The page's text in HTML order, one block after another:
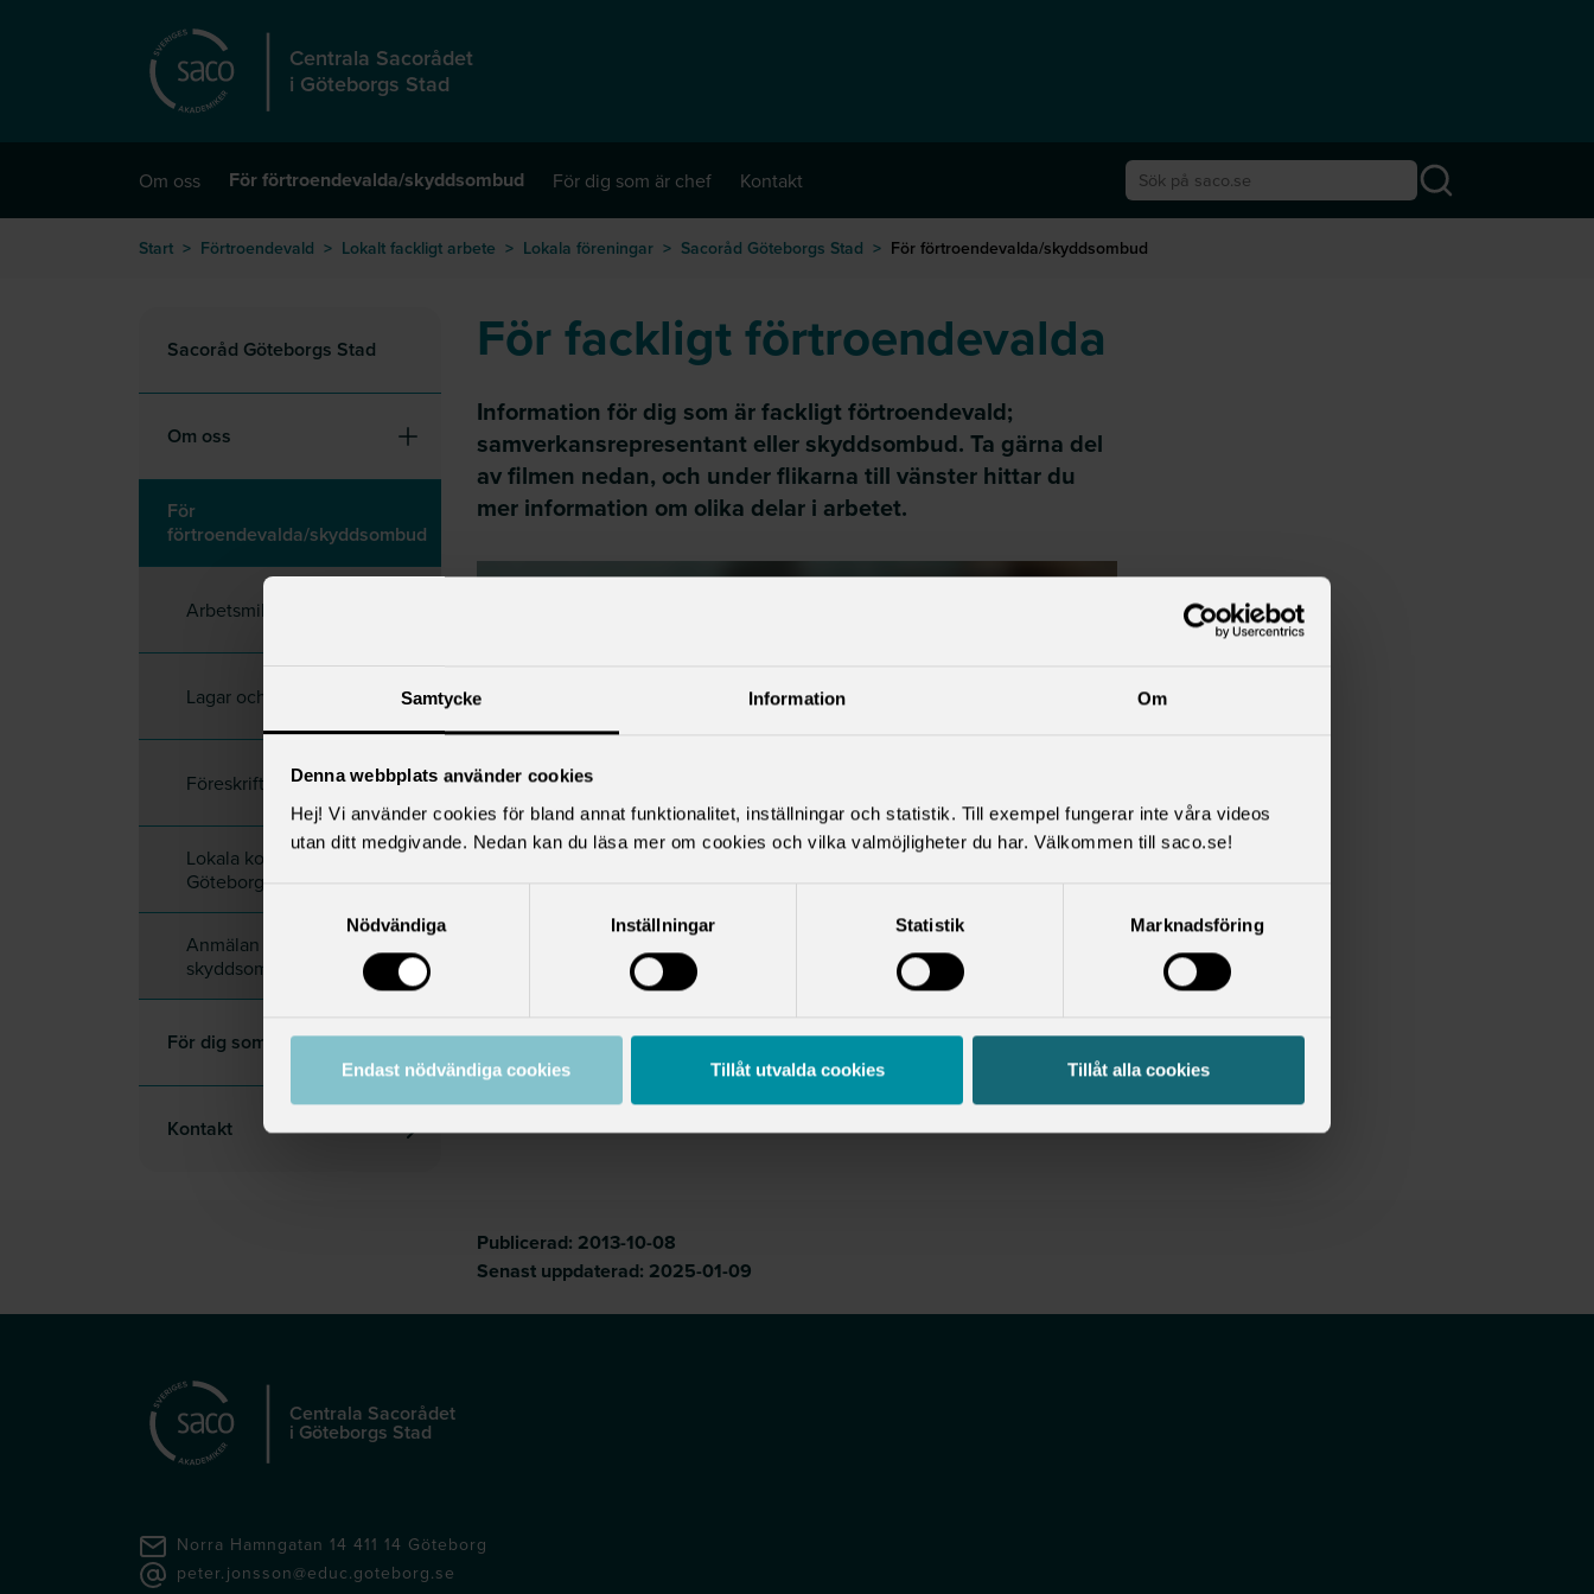
Samtycke Information Om
Denna webbplats använder cookies
Hej! Vi använder cookies för bland annat funktionalitet, inställningar och statistik. Till exempel fungerar inte våra videos
utan ditt medgivande. Nedan kan du läsa mer om cookies och vilka valmöjligheter du har. Välkommen till saco.se!
Samtyckesval
Nödvändiga
Inställningar Statistik Marknadsföring
Endast nödvändiga cookies Tillåt utvalda cookies Tillåt alla cookies
Centrala Sacorådet
i Göteborgs Stad
Om oss För förtroendevalda/skyddsombud För dig som är chef
Kontakt
Start > Förtroendevald > Lokalt fackligt arbete > Lokala föreningar > Sacoråd Göteborgs Stad > För förtroendevalda/skyddsombud
Sacoråd Göteborgs Stad
Om oss
För
förtroendevalda/skyddsombud
Arbetsmiljö
Lagar och avtal
Föreskrifter
Lokala kollektivavtal för
Göteborgs Stad
Anmälan av
skyddsombud
För dig som är chef
Kontakt
För fackligt förtroendevalda
Information för dig som är fackligt förtroendevald;
samverkansrepresentant eller skyddsombud. Ta gärna del
av filmen nedan, och under flikarna till vänster hittar du
mer information om olika delar i arbetet.
För att spela upp videon måste du godkänna kakor.
Ändra inställningar för kakor
Publicerad: 2013-10-08
Senast uppdaterad: 2025-01-09
Centrala Sacorådet
i Göteborgs Stad
Norra Hamngatan 14 411 14 Göteborg
peter.jonsson@educ.goteborg.se